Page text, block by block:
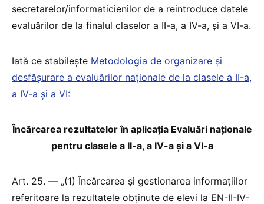
secretarelor/informaticienilor de a reintroduce datele
evaluărilor de la finalul claselor a II-a, a IV-a, și a VI-a.
Iată ce stabilește Metodologia de organizare și
desfășurare a evaluărilor naționale de la clasele a II-a,
a IV-a și a VI:
Încărcarea rezultatelor în aplicația Evaluări naționale
pentru clasele a II-a, a IV-a și a VI-a
Art. 25. — „(1) Încărcarea și gestionarea informațiilor
referitoare la rezultatele obținute de elevi la EN-II-IV-